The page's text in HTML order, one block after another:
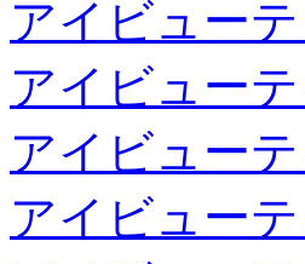
アイビュー
アイビュー
アイビュー
アイビュー